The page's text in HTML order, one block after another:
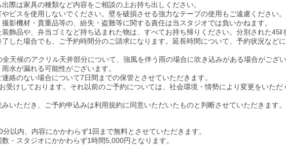
際は家具の種類など内容をご相談の上お持ち出しください。
やビスを使用しないでください。壁を破損させる強力なテープの使用もご遠慮ください。
撮影機材・貴重品等の、紛失・盗難等に関する責任は当スタジオでは負いかねます。
装飾品や、弁当ゴミなど持ち込まれた物は、すべてお持ち帰りください。分別された45ℓ
了した場合でも、ご予約時間分のご請求になります。延長時間について、予約状況など
全天候のアクリル天井部分について、強風を伴う雨の場合に吹き込みがある場合がござい
水が漏れる可能性がございます。
連絡のない場合について7日間までの保管とさせていただきます。
受けしております。それ以前のご予約については、社会環境・情勢により変更をいただ
いただき、ご予約申込みは利用規約に同意いただいたものと判断させていただきます。
分以内、内容にかかわらず1回まで無料とさせていただきます。
数​・スタジオにかかわらず1時間5 000円となります。